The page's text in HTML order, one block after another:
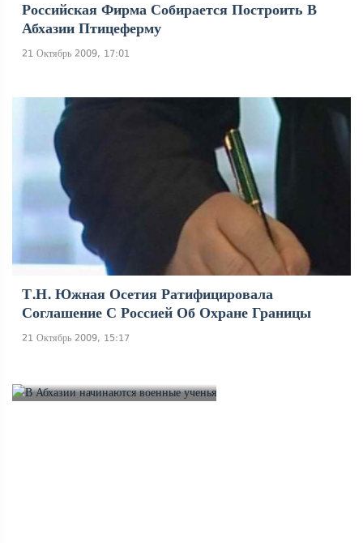
Российская Фирма Собирается Построить В
Абхазии Птицеферму
21 Октябрь 2009, 17:01
Т.н. Южная Осетия Ратифицировала
Соглашение С Россией Об Охране Границы
21 Октябрь 2009, 15:17